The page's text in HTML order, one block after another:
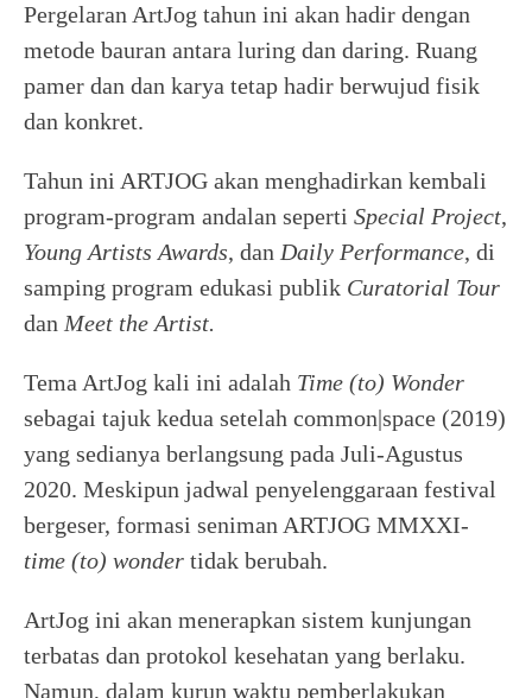
Pergelaran ArtJog tahun ini akan hadir dengan
metode bauran antara luring dan daring. Ruang
pamer dan dan karya tetap hadir berwujud fisik
dan konkret.
Tahun ini ARTJOG akan menghadirkan kembali
program-program andalan seperti Special Project,
Young Artists Awards, dan Daily Performance, di
samping program edukasi publik Curatorial Tour
dan Meet the Artist.
Tema ArtJog kali ini adalah Time (to) Wonder
sebagai tajuk kedua setelah common|space (2019)
yang sedianya berlangsung pada Juli-Agustus
2020. Meskipun jadwal penyelenggaraan festival
bergeser, formasi seniman ARTJOG MMXXI-
time (to) wonder tidak berubah.
ArtJog ini akan menerapkan sistem kunjungan
terbatas dan protokol kesehatan yang berlaku.
Namun, dalam kurun waktu pemberlakukan